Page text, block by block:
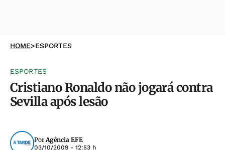
HOME>ESPORTES
ESPORTES
Cristiano Ronaldo não jogará contra
Sevilla após lesão
PorAgência EFE
03/10/2009 - 12:53 h